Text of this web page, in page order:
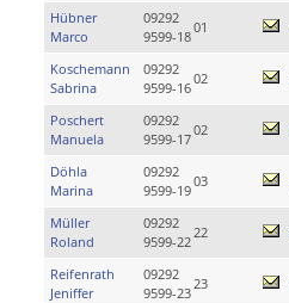
Hübner
Marco
09292
9599-18
01
Koschemann
Sabrina
09292
9599-16
02
Poschert
Manuela
09292
9599-17
02
Döhla
Marina
09292
9599-19
03
Müller
Roland
09292
9599-22
22
Reifenrath
Jeniffer
09292
9599-23
23